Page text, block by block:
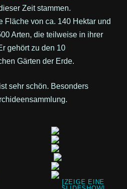
Zeit stammen.
Fläche von ca. 140 Hektar und
Arten, die teilweise in ihrer
gehört zu den 10
Gärten der Erde.
sehr schön. Besonders
[ZEIGE EINE